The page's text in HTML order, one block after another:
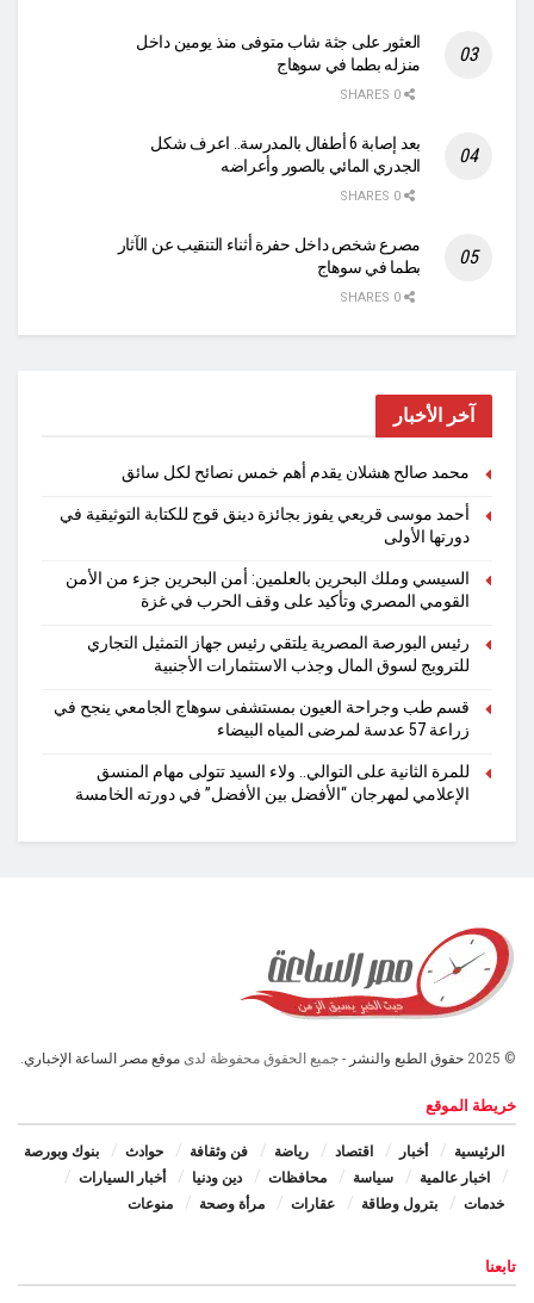
العثور على جثة شاب متوفى منذ يومين داخل
منزله بطما في سوهاج
بعد إصابة 6 أطفال بالمدرسة.. اعرف شكل
الجدري المائي بالصور وأعراضه
مصرع شخص داخل حفرة أثناء التنقيب عن الآثار
بطما في سوهاج
آخر الأخبار
محمد صالح هشلان يقدم أهم خمس نصائح لكل سائق
أحمد موسى قريعي يفوز بجائزة دينق قوج للكتابة التوثيقية في
دورتها الأولى
السيسي وملك البحرين بالعلمين: أمن البحرين جزء من الأمن
القومي المصري وتأكيد على وقف الحرب في غزة
رئيس البورصة المصرية يلتقي رئيس جهاز التمثيل التجاري
للترويج لسوق المال وجذب الاستثمارات الأجنبية
قسم طب وجراحة العيون بمستشفى سوهاج الجامعي ينجح في
زراعة 57 عدسة لمرضى المياه البيضاء
للمرة الثانية على التوالي.. ولاء السيد تتولى مهام المنسق
الإعلامي لمهرجان “الأفضل بين الأفضل” في دورته الخامسة
© 2025 حقوق الطبع والنشر - جميع الحقوق محفوظة لدى موقع مصر الساعة الإخباري.
خريطة الموقع
الرئيسية أخبار اقتصاد رياضة فن وثقافة حوادث
بنوك وبورصة
اخبار عالمية
سياسة محافظات دين ودنيا
أخبار السيارات
خدمات
بترول وطاقة عقارات مرأة وصحة منوعات
تابعنا